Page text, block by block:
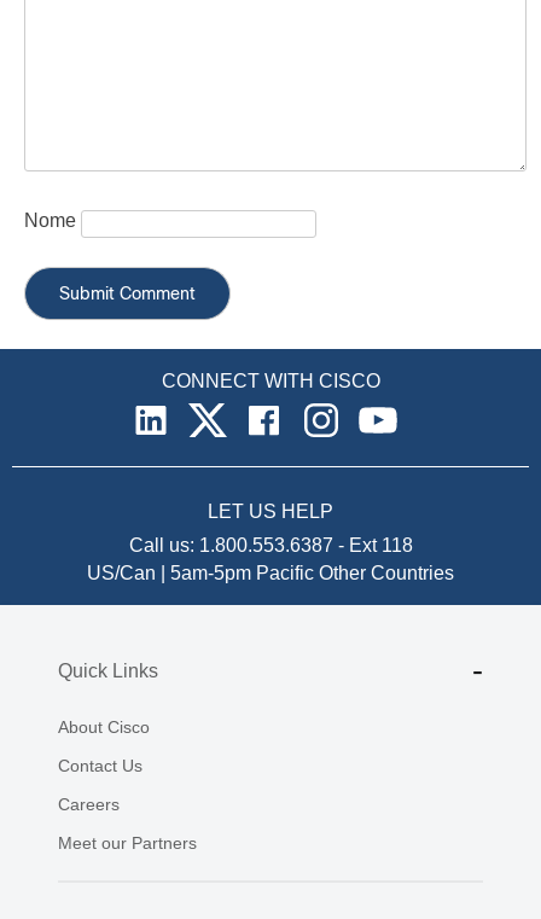
Nome
CONNECT WITH CISCO
LET US HELP
Call us: 1.800.553.6387 - Ext 118
US/Can | 5am-5pm Pacific Other Countries